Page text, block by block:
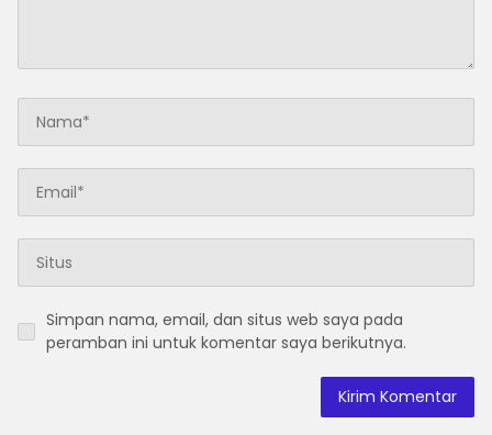
Simpan nama, email, dan situs web saya pada
peramban ini untuk komentar saya berikutnya.